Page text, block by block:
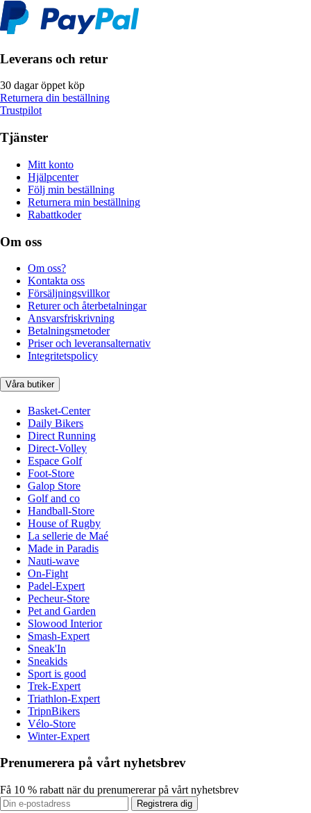
Leverans och retur
30 dagar öppet köp
Returnera din beställning
Trustpilot
Tjänster
Mitt konto
Hjälpcenter
Följ min beställning
Returnera min beställning
Rabattkoder
Om oss
Om oss?
Kontakta oss
Försäljningsvillkor
Returer och återbetalningar
Ansvarsfriskrivning
Betalningsmetoder
Priser och leveransalternativ
Integritetspolicy
Våra butiker
Basket-Center
Daily Bikers
Direct Running
Direct-Volley
Espace Golf
Foot-Store
Galop Store
Golf and co
Handball-Store
House of Rugby
La sellerie de Maé
Made in Paradis
Nauti-wave
On-Fight
Padel-Expert
Pecheur-Store
Pet and Garden
Slowood Interior
Smash-Expert
Sneak'In
Sneakids
Sport is good
Trek-Expert
Triathlon-Expert
TripnBikers
Vélo-Store
Winter-Expert
Prenumerera på vårt nyhetsbrev
Få 10 % rabatt när du prenumererar på vårt nyhetsbrev
Registrera dig